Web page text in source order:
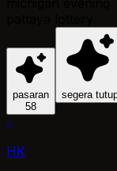
pasaran
58
segera
HK